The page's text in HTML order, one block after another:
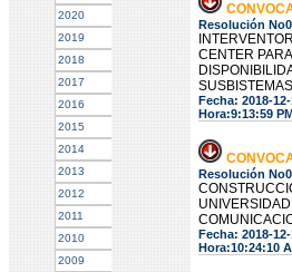
2020
2019
2018
2017
2016
2015
2014
2013
2012
2011
2010
2009
Resolución
CENTER
Fecha: 2018-
Hora:9:13:59
Resolución
Fecha: 2018-
Hora:10:24:10